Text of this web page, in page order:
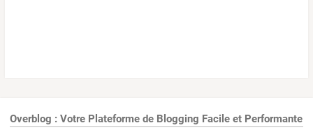
Overblog : Votre Plateforme de Blogging Facile et Performante